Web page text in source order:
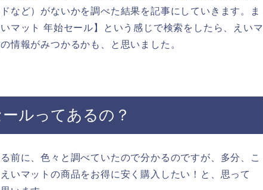
など）がないかを調べた結果を記事にしていきます。ま
マット 年始セール】という感じで検索をしたら、えいマ
情報がみつかるかも、と思いました。
ルってあるの？
前に、色々と調べていたので分かるのですが、多分、こ
いマットの商品をお得に安く購入したい！と、思って